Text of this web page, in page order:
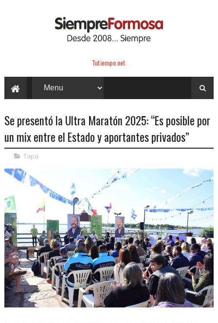
Tutiempo.net
Se presentó la Ultra Maratón 2025: “Es posible por
un mix entre el Estado y aportantes privados”
Tapa